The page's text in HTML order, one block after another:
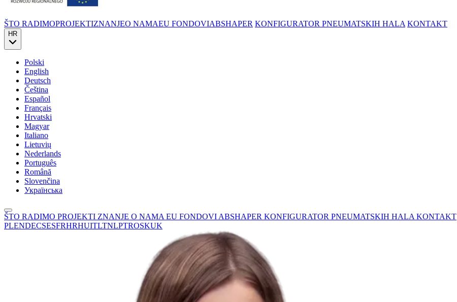
ŠTO RADIMOPROJEKTIZNANJEO NAMAEU FONDOVIABSHAPER KONFIGURATOR PNEUMATSKIH HALA KONTAKT
HR
Polski
English
Deutsch
Čeština
Español
Français
Hrvatski
Magyar
Italiano
Lietuvių
Nederlands
Português
Română
Slovenčina
Українська
ŠTO RADIMO PROJEKTI ZNANJE O NAMA EU FONDOVI ABSHAPER KONFIGURATOR PNEUMATSKIH HALA KONTAKT
PLENDECSESFRHRHUITLTNLPTROSKUK